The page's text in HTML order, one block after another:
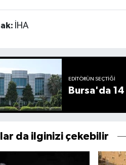
İHA
EDITÖRÜN SEÇTIĞI
Bursa'da
da ilginizi çekebilir